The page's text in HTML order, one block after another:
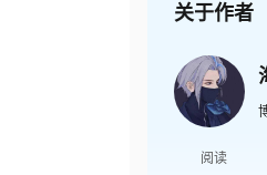
关于作者
阅读